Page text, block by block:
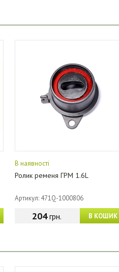
В наявності
Ролик ременя ГРМ 1.6L
Артикул: 471Q-1000806
В КОШИК
204грн.